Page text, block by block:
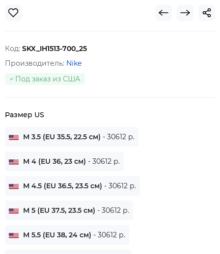
Код: SKX_IH1513-700_25
Производитель: Nike
Под заказ из США
Размер US
M 3.5 (EU 35.5, 22.5 см) - 30612 р.
M 4 (EU 36, 23 см) - 30612 р.
M 4.5 (EU 36.5, 23.5 см) - 30612 р.
M 5 (EU 37.5, 23.5 см) - 30612 р.
M 5.5 (EU 38, 24 см) - 30612 р.